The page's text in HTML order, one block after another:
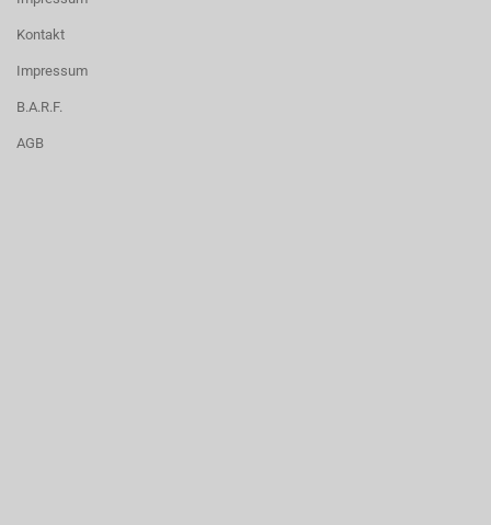
Kontakt
Impressum
B.A.R.F.
AGB